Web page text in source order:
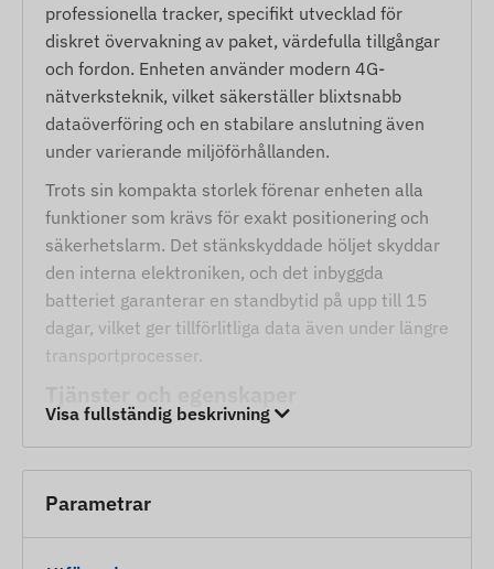
professionella tracker, specifikt utvecklad för
diskret övervakning av paket, värdefulla tillgångar
och fordon. Enheten använder modern 4G-
nätverksteknik, vilket säkerställer blixtsnabb
dataöverföring och en stabilare anslutning även
under varierande miljöförhållanden.
Trots sin kompakta storlek förenar enheten alla
funktioner som krävs för exakt positionering och
säkerhetslarm. Det stänkskyddade höljet skyddar
den interna elektroniken, och det inbyggda
batteriet garanterar en standbytid på upp till 15
dagar, vilket ger tillförlitliga data även under längre
transportprocesser.
Samarbete med flera satellitsystem (GPS,
BEIDOU) för hög precision
Snabb kommunikation via GSM 4G LTE- och 2G-
nätverk (med mikro-SIM-kort)
Visa fullständig beskrivning
Parametrar